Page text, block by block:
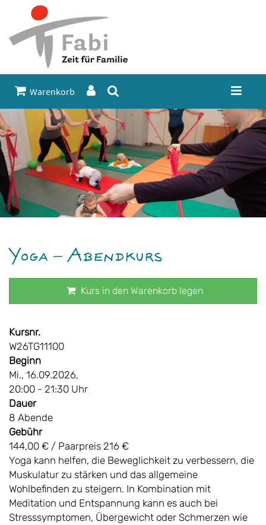
Warenkorb
Yoga – Abendkurs
Kurs in den Warenkorb legen
Kursnr.
W26TG11100
Beginn
Mi., 16.09.2026,
20:00 - 21:30 Uhr
Dauer
8 Abende
Gebühr
144,00 € / Paarpreis 216 €
Yoga kann helfen, die Beweglichkeit zu verbessern, die
Muskulatur zu stärken und das allgemeine
Wohlbefinden zu steigern. In Kombination mit
Meditation und Entspannung kann es auch bei
Stresssymptomen, Übergewicht oder Schmerzen wie